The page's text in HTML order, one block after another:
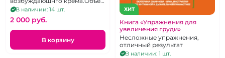
-30 мл.
В наличии: 14 шт.
2 000 pуб.
В корзину
ХИТ
Книга «Упражнения для
увеличения груди»
Несложные упражнения,
отличный результат
В наличии: 1 шт.